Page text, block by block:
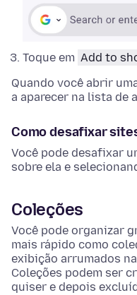
Toque em Add to
Quando você abrir
a aparecer na lista de
Como desafixar
Você pode desafixar
sobre ela e
Coleções
Você pode organizar
mais rápido como
exibição arrumados
Coleções podem ser
quiser e depois